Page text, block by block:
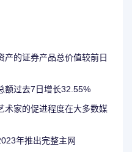
产的证券产品总价值较前日
额过去7日增长32.55%
术家的促进程度在大多数媒
年推出完整主网